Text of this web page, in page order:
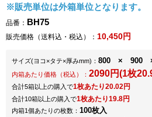
※販売単位は外箱単位となります。
品番： BH75
販売価格（送料込・税込）： 10,450円
サイズ(ヨコ×タテ×厚みmm) ： 800 × 900
内箱あたり価格（税込）： 2090円(1枚
合計5箱以上の購入で1枚あたり20.02円
合計10箱以上の購入で1枚あたり19.8円
内箱1個あたりの枚数： 100枚入